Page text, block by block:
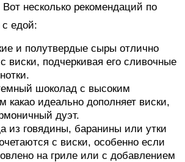
несколько рекомендаций по
с едой:
и полутвердые сыры отлично
виски, подчеркивая его сливочные
шоколад с высоким
какао идеально дополняет виски,
дуэт.
из говядины, баранины или утки
с виски, особенно если
на гриле или с добавлением